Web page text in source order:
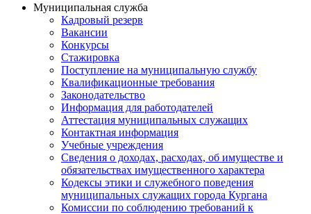
Муниципальная служба
Кадровый резерв
Вакансии
Конкурсы
Стажировка
Поступление на муниципальную службу
Квалификационные требования
Законодательство
Информация для работодателей
Аттестация муниципальных служащих
Контактная информация
Учебные учреждения
Сведения о доходах, расходах, об имуществе и
обязательствах имущественного характера
Кодексы этики и служебного поведения
муниципальных служащих города Кургана
Комиссии по соблюдению требований к